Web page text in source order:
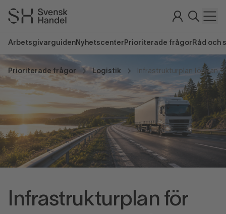
Arbetsgivarguiden Nyhetscenter Prioriterade frågor Råd och
Prioriterade frågor Logistik Infrastrukturplan för
Infrastrukturplan för